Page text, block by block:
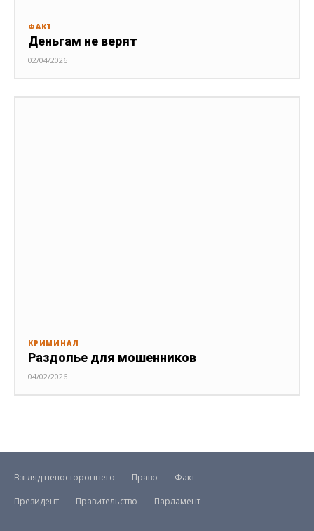
ФАКТ
Деньгам не верят
02/04/2026
КРИМИНАЛ
Раздолье для мошенников
04/02/2026
Взгляд непостороннего Право
Факт
Президент
Правительство Парламент